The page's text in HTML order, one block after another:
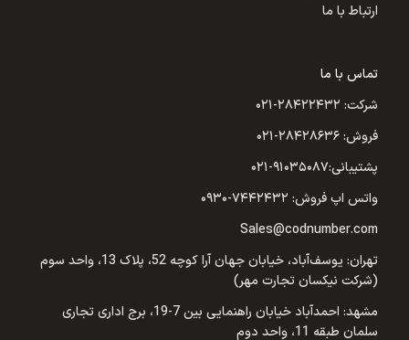
ارتباط با ما
تماس با ما
شرکت: ۲۸۴۲۲۴۳۲-۰۲۱
فروش: ۲۸۴۲۸۶۳۶-۰۲۱
پشتیبانی:۹۱۰۳۵۰۸۷-۰۲۱
واتس اپ فروش: ۷۴۴۲۴۳۲-۰۹۳۰
Sales@codnumber.com
تهران: یوسف‌آباد، خیابان جهان آرا کوچه 52، پلاک 13، واحد سوم
(شرکت نیکسان تجارت مهر)
مشهد: احمدآباد خیابان راهنمایی بین 7-19، برج اداری تجاری
سلمان طبقه 11، واحد دوم